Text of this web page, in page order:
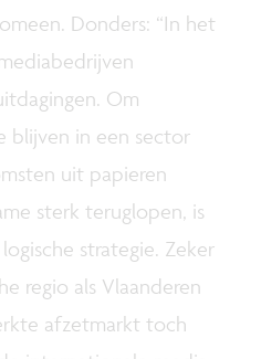
Donders: “In het
Om
blijven in een sector
uit papieren
sterk teruglopen, is
strategie. Zeker
regio als Vlaanderen
afzetmarkt toch